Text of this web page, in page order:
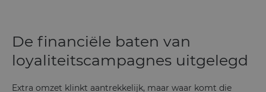
De financiële baten van
loyaliteitscampagnes uitgelegd
Extra omzet klinkt aantrekkelijk, maar waar komt die